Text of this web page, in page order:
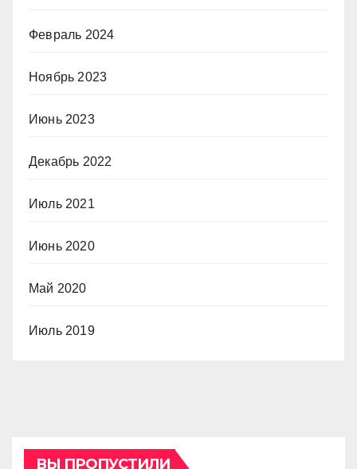
Февраль 2024
Ноябрь 2023
Июнь 2023
Декабрь 2022
Июль 2021
Июнь 2020
Май 2020
Июль 2019
ВЫ ПРОПУСТИЛИ